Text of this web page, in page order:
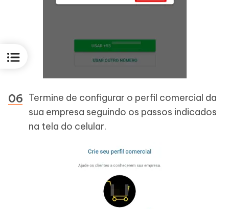
Termine de configurar o perfil comercial da
sua empresa seguindo os passos indicados
na tela do celular.